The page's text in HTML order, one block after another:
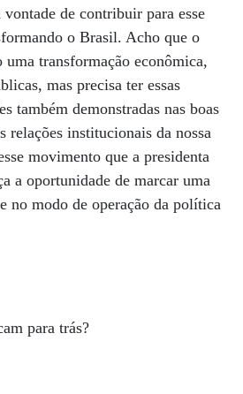
de contribuir para esse
o Brasil. Acho que o
uma transformação econômica,
mas precisa ter essas
também demonstradas nas boas
relações institucionais da nossa
movimento que a presidenta
a oportunidade de marcar uma
no modo de operação da política
para trás?